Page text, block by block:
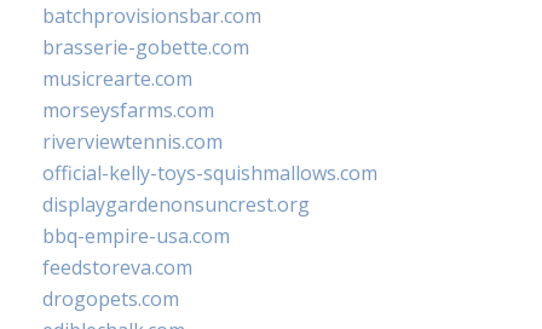
batchprovisionsbar.com
brasserie-gobette.com
musicrearte.com
morseysfarms.com
riverviewtennis.com
official-kelly-toys-squishmallows.com
displaygardenonsuncrest.org
bbq-empire-usa.com
feedstoreva.com
drogopets.com